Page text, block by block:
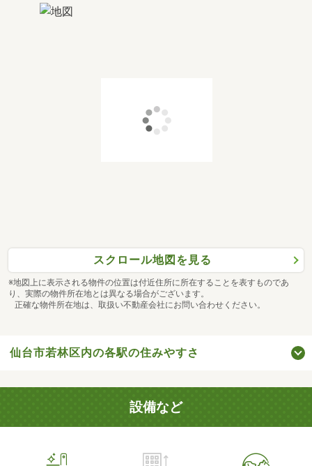
スクロール地図を見る
※地図上に表示される物件の位置は付近住所に所在することを表すものであ
り、実際の物件所在地とは異なる場合がございます。
正確な物件所在地は、取扱い不動産会社にお問い合わせください。
仙台市若林区内の各駅の住みやすさ
設備など